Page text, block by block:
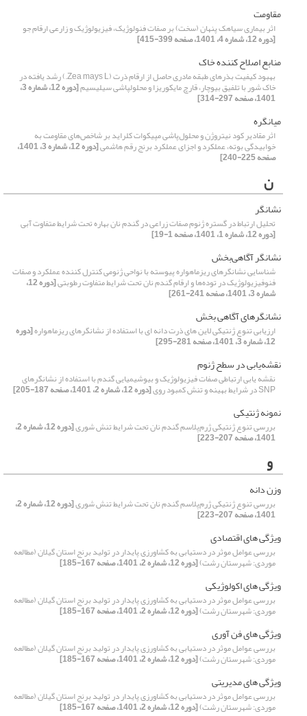
مقاومت
اثر بیماری سیاهک پنهان (سخت) بر صفات فنولوژیک، فیزیولوژیک و زارعی ارقام جو
[دوره 12، شماره 4، 1401، صفحه 399-415]
منابع اصلاح کننده خاک
بهبود کیفیت بذرهای طبقه مادری حاصل از ارقام ذرت (Zea mays L.) رشد یافته در
خاک شور با تلفیق بیوچار، قارچ مایکوریزا و محلول‏پاشی سیلیسیم [دوره 12، شماره 3،
1401، صفحه 297-314]
میانگره
اثر مقادیر کود نیتروژن و محلول‌پاشی مپیکوات کلراید بر شاخص‌های مقاومت به
خوابیدگی بوته، عملکرد و اجزای عملکرد برنج رقم هاشمی [دوره 12، شماره 3، 1401،
صفحه 225-240]
ن
نشانگر
تحلیل ارتباط در گستره ژنوم صفات زراعی در گندم نان بهاره تحت شرایط متفاوت آبی
[دوره 12، شماره 1، 1401، صفحه 1-19]
نشانگر آگاهی‌بخش
شناسایی نشانگرهای ریزماهواره پیوسته با نواحی ژنومی کنترل کننده عملکرد و صفات
فنوفیزیولوژیک در توده‌ها و ارقام گندم نان تحت شرایط متفاوت رطوبتی [دوره 12،
شماره 3، 1401، صفحه 241-261]
نشانگرهای آگاهی بخش
ارزیابی تنوع ژنتیکی لاین های ذرت دانه ای با استفاده از نشانگرهای ریزماهواره[دوره
12، شماره 3، 1401، صفحه 281-295]
نقشه‌یابی در سطح ژنوم
نقشه یابی ارتباطی صفات فیزیولوژیک و بیوشیمیایی گندم با استفاده از نشانگرهای
SNP در شرایط بهینه و تنش کمبود روی [دوره 12، شماره 2، 1401، صفحه 187-205]
نمونه ژنتیکی
بررسی تنوع ژنتیکی ژرم‌پلاسم گندم نان تحت شرایط تنش شوری [دوره 12، شماره 2،
1401، صفحه 207-223]
و
وزن دانه
بررسی تنوع ژنتیکی ژرم‌پلاسم گندم نان تحت شرایط تنش شوری [دوره 12، شماره 2،
1401، صفحه 207-223]
ویژگی های اقتصادی
بررسی عوامل موثر در دستیابی به کشاورزی پایدار در تولید برنج استان گیلان (مطالعه
موردی: شهرستان رشت)[دوره 12، شماره 2، 1401، صفحه 167-185]
ویژگی های اکولوژیکی
بررسی عوامل موثر در دستیابی به کشاورزی پایدار در تولید برنج استان گیلان (مطالعه
موردی: شهرستان رشت)[دوره 12، شماره 2، 1401، صفحه 167-185]
ویژگی های فن آوری
بررسی عوامل موثر در دستیابی به کشاورزی پایدار در تولید برنج استان گیلان (مطالعه
موردی: شهرستان رشت)[دوره 12، شماره 2، 1401، صفحه 167-185]
ویژگی های مدیریتی
بررسی عوامل موثر در دستیابی به کشاورزی پایدار در تولید برنج استان گیلان (مطالعه
موردی: شهرستان رشت)[دوره 12، شماره 2، 1401، صفحه 167-185]